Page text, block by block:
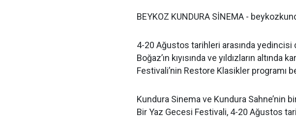
BEYKOZ KUNDURA SİNEMA -
4-20 Ağustos tarihleri arasında
Boğaz’ın kıyısında ve yıldızların altında
Festivali’nin Restore Klasikler programı
Kundura Sinema ve Kundura Sahne’nin
Bir Yaz Gecesi Festivali, 4-20 Ağustos